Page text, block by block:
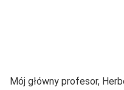
Mój główny profesor,